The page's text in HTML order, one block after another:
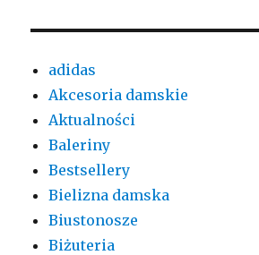
adidas
Akcesoria damskie
Aktualności
Baleriny
Bestsellery
Bielizna damska
Biustonosze
Biżuteria